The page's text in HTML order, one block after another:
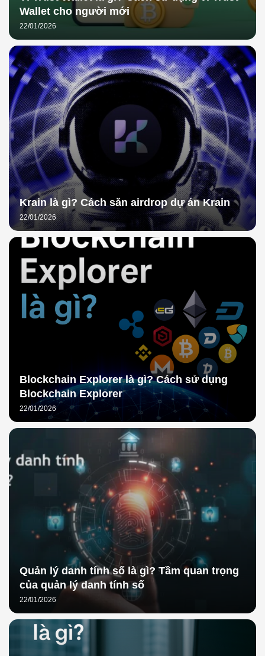
Wallet cho người mới
22/01/2026
Krain là gì? Cách săn airdrop dự án Krain
22/01/2026
Blockchain Explorer là gì? Cách sử dụng
Blockchain Explorer
22/01/2026
Quản lý danh tính số là gì? Tầm quan trọng
của quản lý danh tính số
22/01/2026